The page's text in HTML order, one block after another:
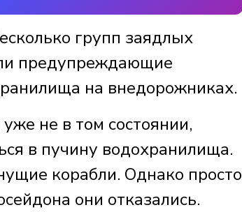
групп заядлых
предупреждающие
на внедорожниках.
не в том состоянии,
в пучину водохранилища.
корабли. Однако просто
они отказались.